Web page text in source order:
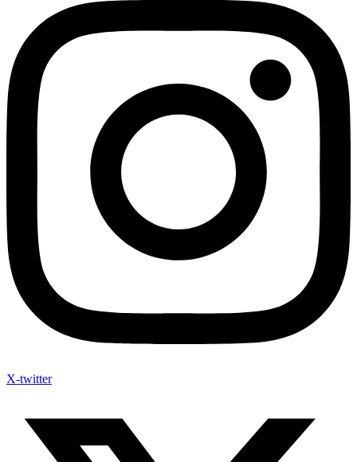
X-twitter